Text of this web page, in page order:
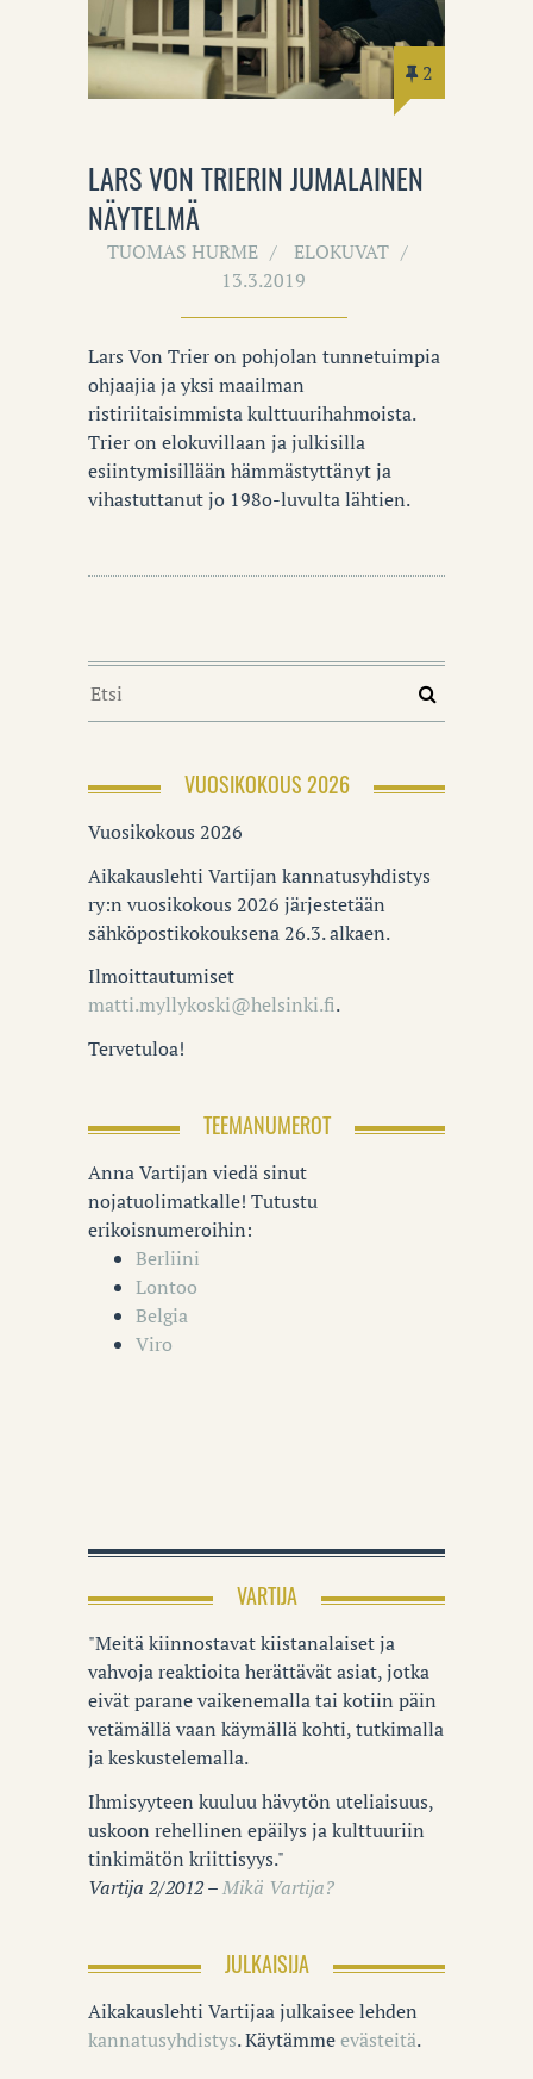
2
LARS VON TRIERIN JUMALAINEN
NÄYTELMÄ
TUOMAS HURME
ELOKUVAT
13.3.2019
Lars Von Trier on pohjolan tunnetuimpia
ohjaajia ja yksi maailman
ristiriitaisimmista kulttuurihahmoista.
Trier on elokuvillaan ja julkisilla
esiintymisillään hämmästyttänyt ja
vihastuttanut jo 198o-luvulta lähtien.
VUOSIKOKOUS 2026
Vuosikokous 2026
Aikakauslehti Vartijan kannatusyhdistys
ry:n vuosikokous 2026 järjestetään
sähköpostikokouksena 26.3. alkaen.
Ilmoittautumiset
matti.myllykoski@helsinki.fi.
Tervetuloa!
TEEMANUMEROT
Anna Vartijan viedä sinut
nojatuolimatkalle! Tutustu
erikoisnumeroihin:
Berliini
Lontoo
Belgia
Viro
VARTIJA
"Meitä kiinnostavat kiistanalaiset ja
vahvoja reaktioita herättävät asiat, jotka
eivät parane vaikenemalla tai kotiin päin
vetämällä vaan käymällä kohti, tutkimalla
ja keskustelemalla.
Ihmisyyteen kuuluu hävytön uteliaisuus,
uskoon rehellinen epäilys ja kulttuuriin
tinkimätön kriittisyys."
Vartija 2/2012 –Mikä Vartija?
JULKAISIJA
Aikakauslehti Vartijaa julkaisee lehden
kannatusyhdistys. Käytämmeevästeitä.